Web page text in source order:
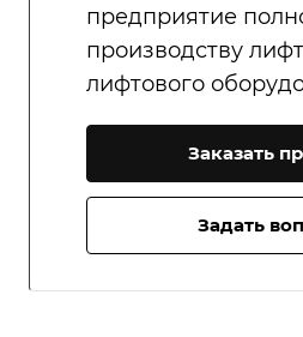
предприятие
производству
лифтового
Заказать
Задать